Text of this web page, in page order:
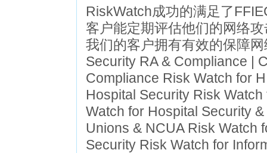
RiskWatch成功的满足了
客户能定期评估他们的网络
我们的客户拥有有效的保障
Security RA & Compliance |
Compliance Risk Watch for
Hospital Security Risk
Watch for Hospital Security
Unions & NCUA Risk Watch
Security Risk Watch for